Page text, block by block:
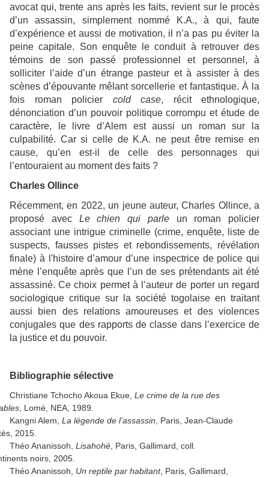
avocat qui, trente ans après les faits, revient sur le procès
d’un assassin, simplement nommé K.A., à qui, faute
d’expérience et aussi de motivation, il n’a pas pu éviter la
peine capitale. Son enquête le conduit à retrouver des
témoins de son passé professionnel et personnel, à
solliciter l’aide d’un étrange pasteur et à assister à des
scènes d’épouvante mêlant sorcellerie et fantastique. À la
fois roman policier cold case, récit ethnologique,
dénonciation d’un pouvoir politique corrompu et étude de
caractère, le livre d’Alem est aussi un roman sur la
culpabilité. Car si celle de K.A. ne peut être remise en
cause, qu’en est-il de celle des personnages qui
l’entouraient au moment des faits ?
Charles Ollince
Récemment, en 2022, un jeune auteur, Charles Ollince, a
proposé avec Le chien qui parleun roman policier
associant une intrigue criminelle (crime, enquête, liste de
suspects, fausses pistes et rebondissements, révélation
finale) à l'histoire d’amour d’une inspectrice de police qui
mène l’enquête après que l’un de ses prétendants ait été
assassiné. Ce choix permet à l’auteur de porter un regard
sociologique critique sur la société togolaise en traitant
aussi bien des relations amoureuses et des violences
conjugales que des rapports de classe dans l’exercice de
la justice et du pouvoir.
Bibliographie sélective
Christiane Tchocho Akoua Ekue, Le crime de la rue des
, Lomé, NEA, 1989.
Kangni Alem, La légende de l’assassin , Paris, Jean-Claude
2015.
Théo Ananissoh, Lisahohé, Paris, Gallimard, coll.
noirs, 2005.
Théo Ananissoh, Un reptile par habitant, Paris, Gallimard,